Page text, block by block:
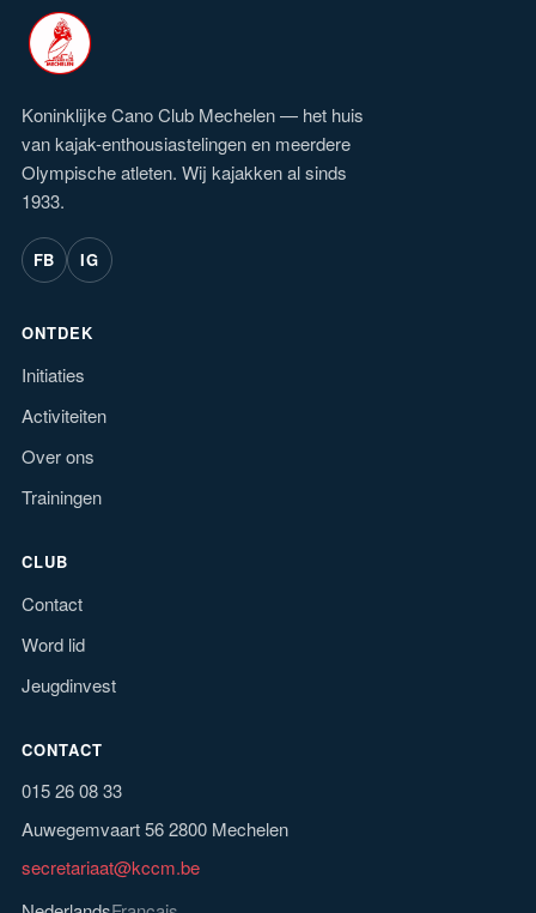
Koninklijke Cano Club Mechelen — het huis
van kajak-enthousiastelingen en meerdere
Olympische atleten. Wij kajakken al sinds
1933.
FB IG
ONTDEK
Initiaties
Activiteiten
Over ons
Trainingen
CLUB
Contact
Word lid
Jeugdinvest
CONTACT
015 26 08 33
Auwegemvaart 56 2800 Mechelen
secretariaat@kccm.be